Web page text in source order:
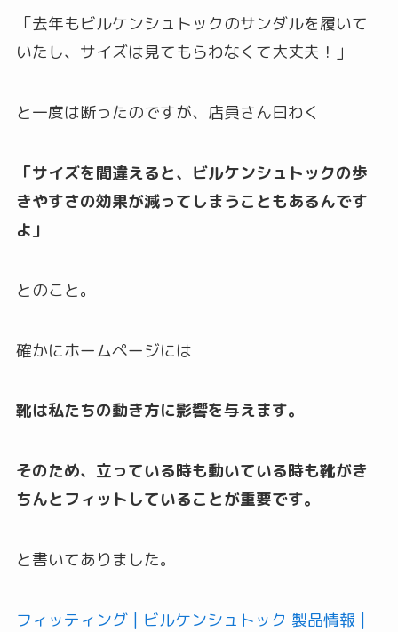
「去年もビルケンシュトックのサンダルを履いて
いたし、サイズは見てもらわなくて大丈夫！」
と一度は断ったのですが、店員さん曰わく
「サイズを間違えると、ビルケンシュトックの歩
きやすさの効果が減ってしまうこともあるんです
よ」
とのこと。
確かにホームページには
靴は私たちの動き方に影響を与えます。
そのため、立っている時も動いている時も靴がき
ちんとフィットしていることが重要です。
と書いてありました。
フィッティング | ビルケンシュトック 製品情報 |